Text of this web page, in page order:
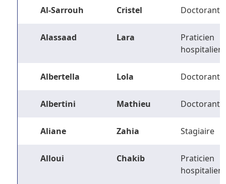
Al-Sarrouh Cristel Doctorant
Alassaad Lara
Praticien
hospitalier
Albertella Lola Doctorant
Albertini Mathieu Doctorant
Aliane Zahia Stagiaire
Alloui Chakib
Praticien
hospitalier